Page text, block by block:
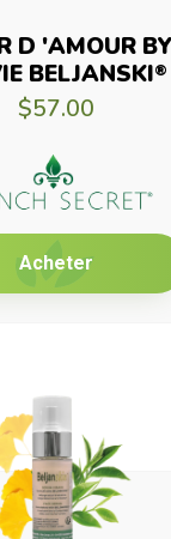
D 'AMOUR BY
BELJANSKI®
$57.00
Acheter